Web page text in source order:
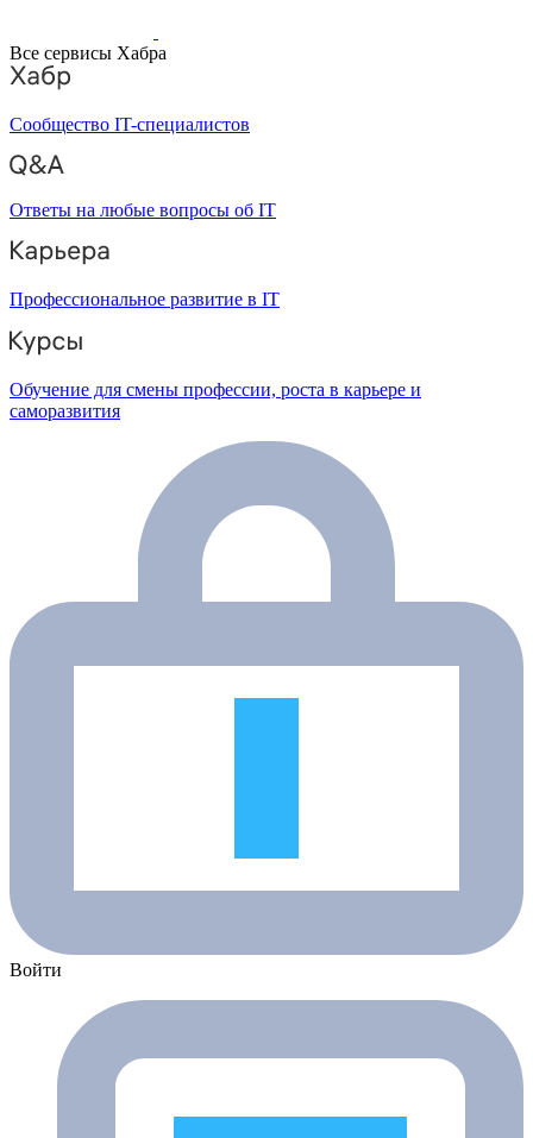
Все сервисы Хабра
Сообщество IT-специалистов
Ответы на любые вопросы об IT
Профессиональное развитие в IT
Обучение для смены профессии, роста в карьере и
саморазвития
Войти